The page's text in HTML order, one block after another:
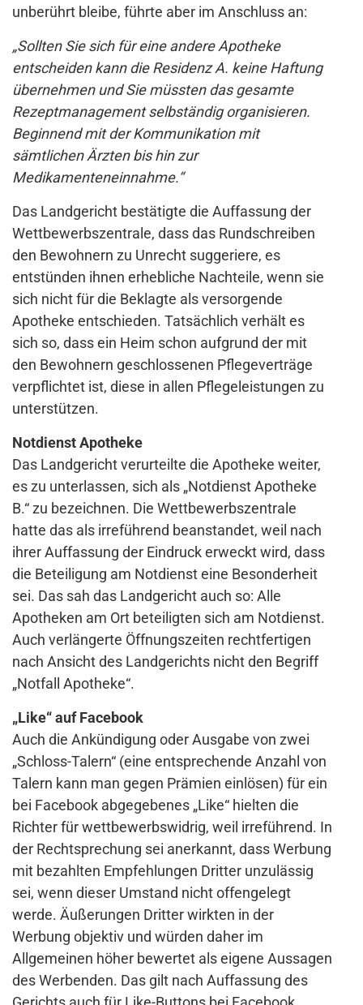
unberührt bleibe, führte aber im Anschluss an:
„Sollten Sie sich für eine andere Apotheke
entscheiden kann die Residenz A. keine Haftung
übernehmen und Sie müssten das gesamte
Rezeptmanagement selbständig organisieren.
Beginnend mit der Kommunikation mit
sämtlichen Ärzten bis hin zur
Medikamenteneinnahme.“
Das Landgericht bestätigte die Auffassung der
Wettbewerbszentrale, dass das Rundschreiben
den Bewohnern zu Unrecht suggeriere, es
entstünden ihnen erhebliche Nachteile, wenn sie
sich nicht für die Beklagte als versorgende
Apotheke entschieden. Tatsächlich verhält es
sich so, dass ein Heim schon aufgrund der mit
den Bewohnern geschlossenen Pflegeverträge
verpflichtet ist, diese in allen Pflegeleistungen zu
unterstützen.
Notdienst Apotheke
Das Landgericht verurteilte die Apotheke weiter,
es zu unterlassen, sich als „Notdienst Apotheke
B.“ zu bezeichnen. Die Wettbewerbszentrale
hatte das als irreführend beanstandet, weil nach
ihrer Auffassung der Eindruck erweckt wird, dass
die Beteiligung am Notdienst eine Besonderheit
sei. Das sah das Landgericht auch so: Alle
Apotheken am Ort beteiligten sich am Notdienst.
Auch verlängerte Öffnungszeiten rechtfertigen
nach Ansicht des Landgerichts nicht den Begriff
„Notfall Apotheke“.
„Like“ auf Facebook
Auch die Ankündigung oder Ausgabe von zwei
„Schloss-Talern“ (eine entsprechende Anzahl von
Talern kann man gegen Prämien einlösen) für ein
bei Facebook abgegebenes „Like“ hielten die
Richter für wettbewerbswidrig, weil irreführend. In
der Rechtsprechung sei anerkannt, dass Werbung
mit bezahlten Empfehlungen Dritter unzulässig
sei, wenn dieser Umstand nicht offengelegt
werde. Äußerungen Dritter wirkten in der
Werbung objektiv und würden daher im
Allgemeinen höher bewertet als eigene Aussagen
des Werbenden. Das gilt nach Auffassung des